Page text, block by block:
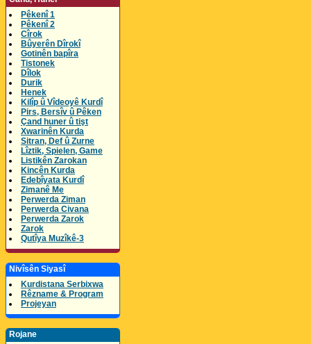
Pêkenî 1
Pêkenî 2
Cîrok
Bûyerên Dîrokî
Gotinên bapîra
Tistonek
Dîlok
Durik
Henek
Kilîp û Vîdeoyê Kurdî
Pirs, Bersîv û Pêken
Çand huner û tişt
Xwarinên Kurda
Sitran, Def û Zurne
Lîztik, Spielen, Game
Listikên Zarokan
Kincên Kurda
Edebîyata Kurdî
Zimanê Me
Perwerda Ziman
Perwerda Civana
Perwerda Zarok
Zarok
Qutîya Muzîkê-3
Nivîsên Siyasî
Kurdistana Serbixwa
Rêzname & Program
Projeyan
Rojane